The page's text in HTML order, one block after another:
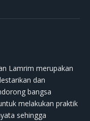
Lamrim merupakan
dan
bangsa
melakukan praktik
sehingga